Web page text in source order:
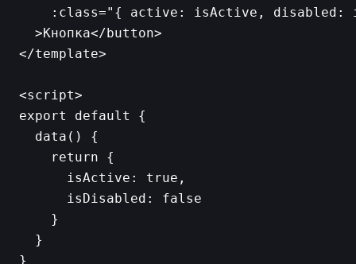
:class="{ active: isActive, disabled:
  >Кнопка</button>
</template>
<script>
export default {
  data() {
    return {
      isActive: true,
      isDisabled: false
    }
  }
}